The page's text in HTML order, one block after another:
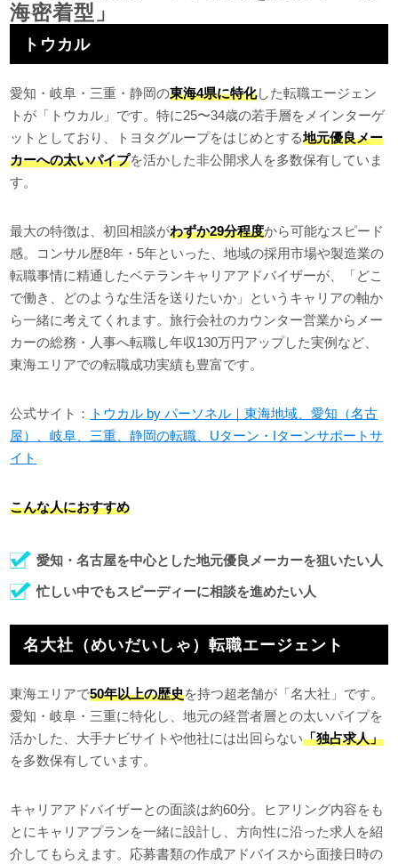
海密着型」
トウカル
愛知・岐阜・三重・静岡の東海4県に特化した転職エージェン
トが「トウカル」です。特に25〜34歳の若手層をメインターゲ
ットとしており、トヨタグループをはじめとする地元優良メー
カーへの太いパイプを活かした非公開求人を多数保有していま
す。
最大の特徴は、初回相談がわずか29分程度から可能なスピード
感。コンサル歴8年・5年といった、地域の採用市場や製造業の
転職事情に精通したベテランキャリアアドバイザーが、「どこ
で働き、どのような生活を送りたいか」というキャリアの軸か
ら一緒に考えてくれます。旅行会社のカウンター営業からメー
カーの総務・人事へ転職し年収130万円アップした実例など、
東海エリアでの転職成功実績も豊富です。
公式サイト：
トウカル by パーソネル｜東海地域、愛知（名古
屋）、岐阜、三重、静岡の転職、Uターン・Iターンサポートサ
イト
こんな人におすすめ
愛知・名古屋を中心とした地元優良メーカーを狙いたい人
忙しい中でもスピーディーに相談を進めたい人
名大社（めいだいしゃ）転職エージェント
東海エリアで50年以上の歴史を持つ超老舗が「名大社」です。
愛知・岐阜・三重に特化し、地元の経営者層との太いパイプを
活かした、大手ナビサイトや他社には出回らない「独占求人」
を多数保有しています。
キャリアアドバイザーとの面談は約60分。ヒアリング内容をも
とにキャリアプランを一緒に設計し、方向性に沿った求人を紹
介してもらえます。応募書類の作成アドバイスから面接日時の